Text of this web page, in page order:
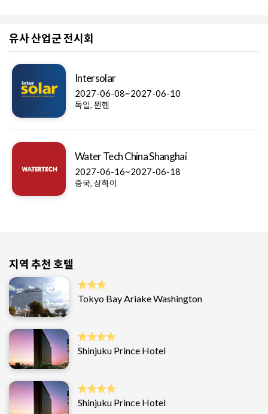
유사 산업군 전시회
Intersolar
2027-06-08~2027-06-10
독일, 뮌헨
Water Tech China Shanghai
2027-06-16~2027-06-18
중국, 상하이
지역 추천 호텔
Tokyo Bay Ariake Washington
Shinjuku Prince Hotel
Shinjuku Prince Hotel